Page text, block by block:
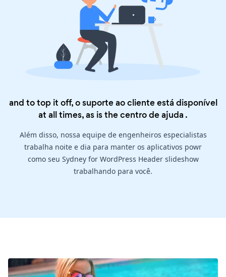
and to top it off, o suporte ao cliente está disponível
at all times, as is thecentro de ajuda .
Além disso, nossa equipe de engenheiros especialistas
trabalha noite e dia para manter os aplicativos powr
como seu Sydney for WordPress Header slideshow
trabalhando para você.